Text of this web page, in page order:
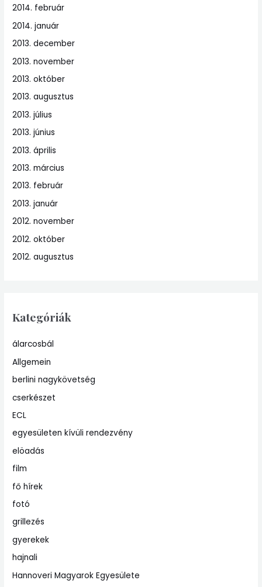
2014. február
2014. január
2013. december
2013. november
2013. október
2013. augusztus
2013. július
2013. június
2013. április
2013. március
2013. február
2013. január
2012. november
2012. október
2012. augusztus
Kategóriák
álarcosbál
Allgemein
berlini nagykövetség
cserkészet
ECL
egyesületen kívüli rendezvény
elöadás
film
fő hírek
fotó
grillezés
gyerekek
hajnali
Hannoveri Magyarok Egyesülete